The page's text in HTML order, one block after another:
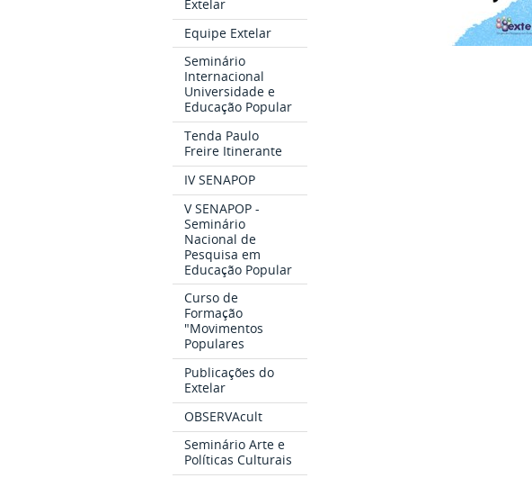
Extelar
Equipe Extelar
Seminário
Internacional
Universidade e
Educação Popular
Tenda Paulo
Freire Itinerante
IV SENAPOP
V SENAPOP -
Seminário
Nacional de
Pesquisa em
Educação Popular
Curso de
Formação
"Movimentos
Populares
Publicações do
Extelar
OBSERVAcult
Seminário Arte e
Políticas Culturais